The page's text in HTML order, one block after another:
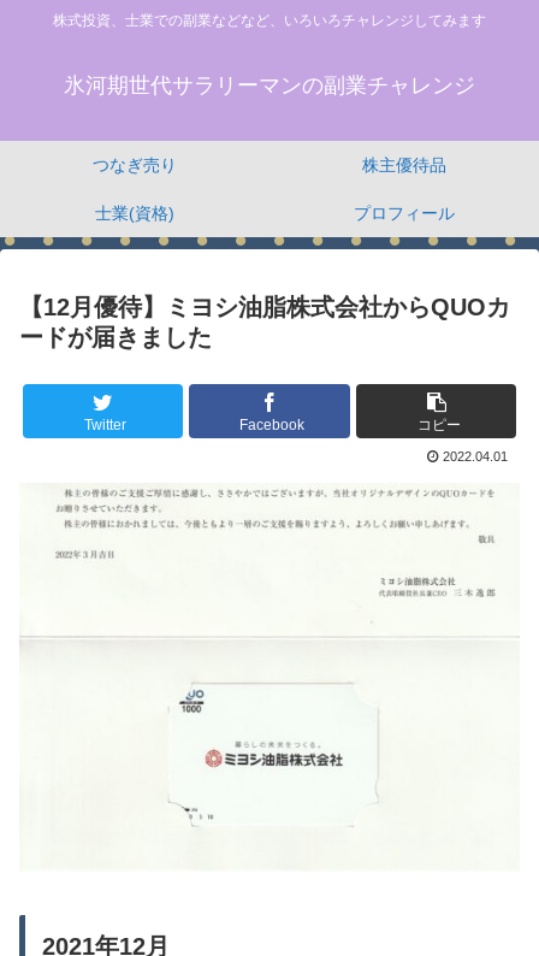
株式投資、士業での副業などなど、いろいろチャレンジしてみます
氷河期世代サラリーマンの副業チャレンジ
つなぎ売り 株主優待品
士業(資格) プロフィール
【12月優待】ミヨシ油脂株式会社からQUOカ
ードが届きました
Twitter Facebook コピー
2022.04.01
2021年12月